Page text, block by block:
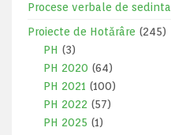
Procese verbale de sedinta
Proiecte de Hotărâre (245)
PH (3)
PH 2020 (64)
PH 2021 (100)
PH 2022 (57)
PH 2025 (1)